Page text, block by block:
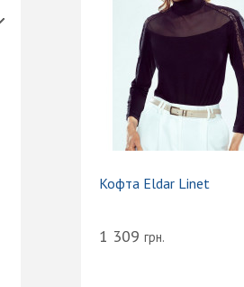
Кофта Eldar Linet
1 309 грн.